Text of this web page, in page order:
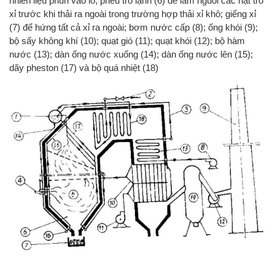
xỉ trước khi thải ra ngoài trong trường hợp thải xỉ khô; giếng xỉ
(7) để hứng tất cả xỉ ra ngoài; bơm nước cấp (8); ống khói (9);
bộ sấy không khí (10); quạt gió (11); quạt khói (12); bộ hàm
nước (13); dàn ống nước xuống (14); dàn ống nước lên (15);
dãy pheston (17) và bộ quá nhiệt (18)